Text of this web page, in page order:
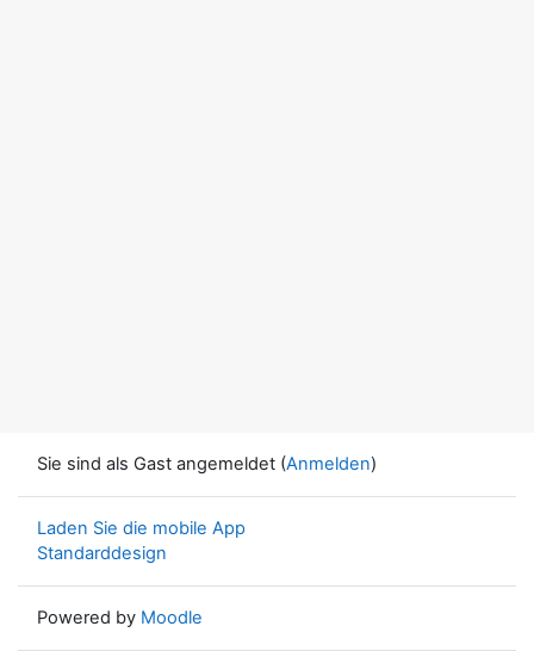
Sie sind als Gast angemeldet (Anmelden)
Laden Sie die mobile App
Standarddesign
Powered by Moodle